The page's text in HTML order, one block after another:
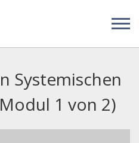
Systemischen
1 von 2)